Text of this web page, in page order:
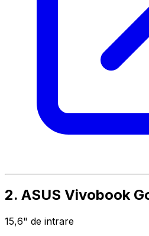
2. ASUS Vivobook
15,6" de intrare